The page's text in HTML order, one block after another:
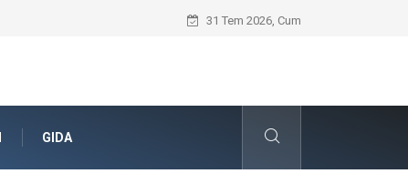
Barcelona Forması ile Halı Saha
31 Tem 2026, Cum
GIDA